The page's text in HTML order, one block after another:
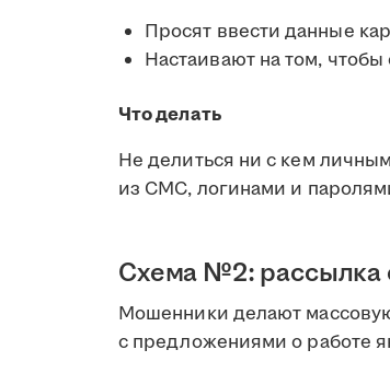
Просят ввести данные
Настаивают на том,
Что делать
Не делиться ни с кем
из СМС, логинами и
Схема №2: рассылка
Мошенники делают
с предложениями о работе